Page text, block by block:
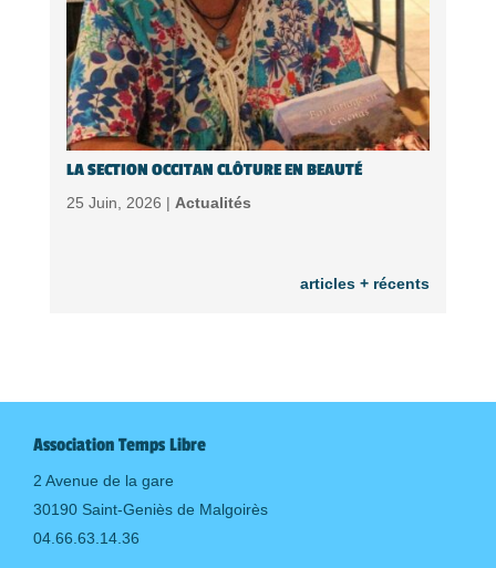
LA SECTION OCCITAN CLÔTURE EN BEAUTÉ
25 Juin, 2026 | Actualités
articles + récents
Association Temps Libre
2 Avenue de la gare
30190 Saint-Geniès de Malgoirès
04.66.63.14.36